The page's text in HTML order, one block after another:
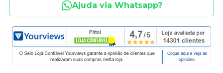
Ajuda via Whatsapp?